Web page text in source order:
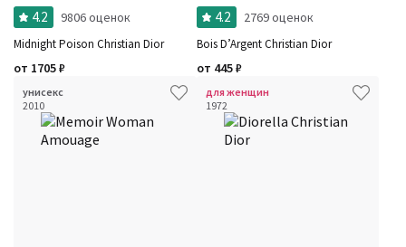
4.2 9806 оценок
Midnight Poison Christian Dior
от 1705₽
4.2 2769 оценок
Bois D’Argent Christian Dior
от 445₽
унисекс
2010
для женщин
1972